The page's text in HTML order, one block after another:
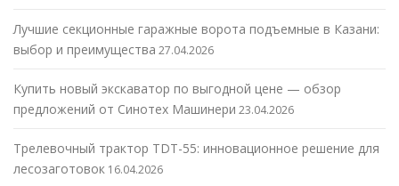
Лучшие секционные гаражные ворота подъемные в Казани:
выбор и преимущества 27.04.2026
Купить новый экскаватор по выгодной цене — обзор
предложений от Синотех Машинери 23.04.2026
Трелевочный трактор TDT-55: инновационное решение для
лесозаготовок 16.04.2026